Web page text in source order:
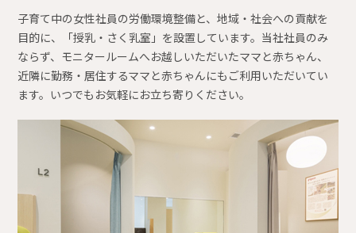
子育て中の女性社員の労働環境整備と、地域・社会への貢献を
目的に、「授乳・さく乳室」を設置しています。当社社員のみ
ならず、モニタールームへお越しいただいたママと赤ちゃん、
近隣に勤務・居住するママと赤ちゃんにもご利用いただいてい
ます。いつでもお気軽にお立ち寄りください。